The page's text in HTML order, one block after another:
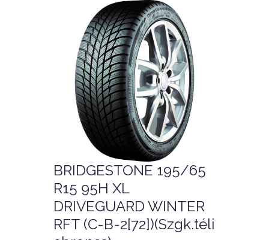
BRIDGESTONE 195/65
R15 95H XL
DRIVEGUARD WINTER
RFT (C-B-2[72])(Szgk.téli